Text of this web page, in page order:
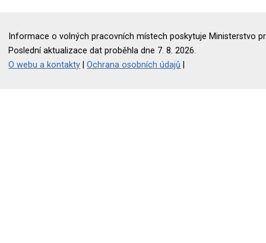
Informace o volných pracovních místech poskytuje Ministerstvo
Poslední aktualizace dat proběhla dne 7. 8. 2026.
O webu a kontakty |Ochrana osobních údajů